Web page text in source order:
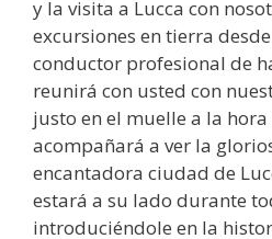
y la visita a Lucca con
excursiones en tierra
conductor profesional de
reunirá con usted con
justo en el muelle a la
acompañará a ver la
encantadora ciudad de
estará a su lado durante
introduciéndole en la